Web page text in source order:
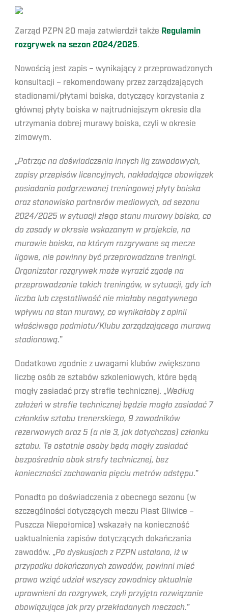
Zarząd PZPN 20 maja zatwierdził także Regulamin
rozgrywek na sezon 2024/2025.
Nowością jest zapis – wynikający z przeprowadzonych
konsultacji – rekomendowany przez zarządzających
stadionami/płytami boiska, dotyczący korzystania z
głównej płyty boiska w najtrudniejszym okresie dla
utrzymania dobrej murawy boiska, czyli w okresie
zimowym.
„Patrząc na doświadczenia innych lig zawodowych,
zapisy przepisów licencyjnych, nakładające obowiązek
posiadania podgrzewanej treningowej płyty boiska
oraz stanowisko partnerów mediowych, od sezonu
2024/2025 w sytuacji złego stanu murawy boiska, co
do zasady w okresie wskazanym w projekcie, na
murawie boiska, na którym rozgrywane są mecze
ligowe, nie powinny być przeprowadzane treningi.
Organizator rozgrywek może wyrazić zgodę na
przeprowadzanie takich treningów, w sytuacji, gdy ich
liczba lub częstotliwość nie miałaby negatywnego
wpływu na stan murawy, co wynikałoby z opinii
właściwego podmiotu/Klubu zarządzającego murawą
stadionową.”
Dodatkowo zgodnie z uwagami klubów zwiększono
liczbę osób ze sztabów szkoleniowych, które będą
mogły zasiadać przy strefie technicznej. „Według
założeń w strefie technicznej będzie mogło zasiadać 7
członków sztabu trenerskiego, 9 zawodników
rezerwowych oraz 5 (a nie 3, jak dotychczas) członku
sztabu. Te ostatnie osoby będą mogły zasiadać
bezpośrednio obok strefy technicznej, bez
konieczności zachowania pięciu metrów odstępu.”
Ponadto po doświadczenia z obecnego sezonu (w
szczególności dotyczących meczu Piast Gliwice –
Puszcza Niepołomice) wskazały na konieczność
uaktualnienia zapisów dotyczących dokańczania
zawodów. „Po dyskusjach z PZPN ustalono, iż w
przypadku dokańczanych zawodów, powinni mieć
prawo wziąć udział wszyscy zawodnicy aktualnie
uprawnieni do rozgrywek, czyli przyjęto rozwiązanie
obowiązujące jak przy przekładanych meczach.”